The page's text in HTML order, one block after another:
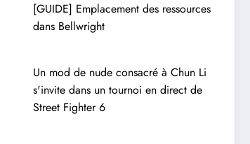
[GUIDE] Emplacement des ressources
dans Bellwright
Un mod de nude consacré à Chun Li
s'invite dans un tournoi en direct de
Street Fighter 6